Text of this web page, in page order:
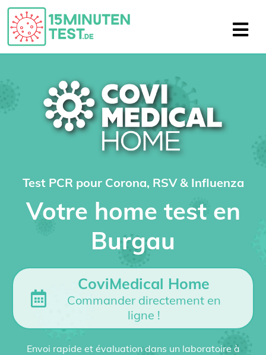
Test PCR pour Corona, RSV & Influenza
Votre home test en
Burgau
CoviMedical Home
Commander directement en
ligne !
Envoi rapide et évaluation dans un laboratoire à